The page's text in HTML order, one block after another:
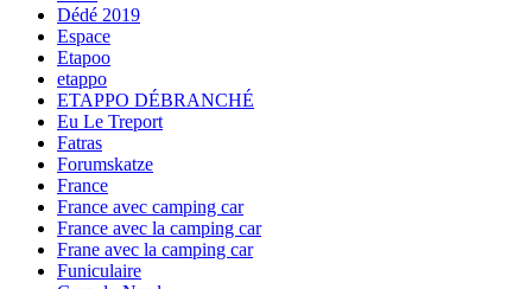
Dédé 2019
Espace
Etapoo
etappo
ETAPPO DÉBRANCHÉ
Eu Le Treport
Fatras
Forumskatze
France
France avec camping car
France avec la camping car
Frane avec la camping car
Funiculaire